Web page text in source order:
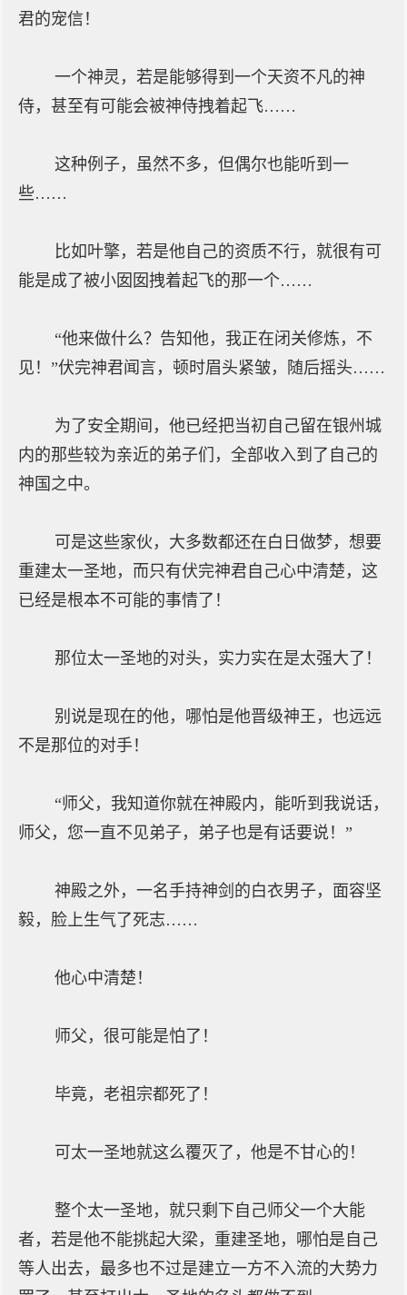
君的宠信！
一个神灵，若是能够得到一个天资不凡的神
侍，甚至有可能会被神侍拽着起飞……
这种例子，虽然不多，但偶尔也能听到一
些……
比如叶擎，若是他自己的资质不行，就很有可
能是成了被小囡囡拽着起飞的那一个……
“他来做什么？告知他，我正在闭关修炼，不
见！”伏完神君闻言，顿时眉头紧皱，随后摇头……
为了安全期间，他已经把当初自己留在银州城
内的那些较为亲近的弟子们，全部收入到了自己的
神国之中。
可是这些家伙，大多数都还在白日做梦，想要
重建太一圣地，而只有伏完神君自己心中清楚，这
已经是根本不可能的事情了！
那位太一圣地的对头，实力实在是太强大了！
别说是现在的他，哪怕是他晋级神王，也远远
不是那位的对手！
“师父，我知道你就在神殿内，能听到我说话，
师父，您一直不见弟子，弟子也是有话要说！”
神殿之外，一名手持神剑的白衣男子，面容坚
毅，脸上生气了死志……
他心中清楚！
师父，很可能是怕了！
毕竟，老祖宗都死了！
可太一圣地就这么覆灭了，他是不甘心的！
整个太一圣地，就只剩下自己师父一个大能
者，若是他不能挑起大梁，重建圣地，哪怕是自己
等人出去，最多也不过是建立一方不入流的大势力